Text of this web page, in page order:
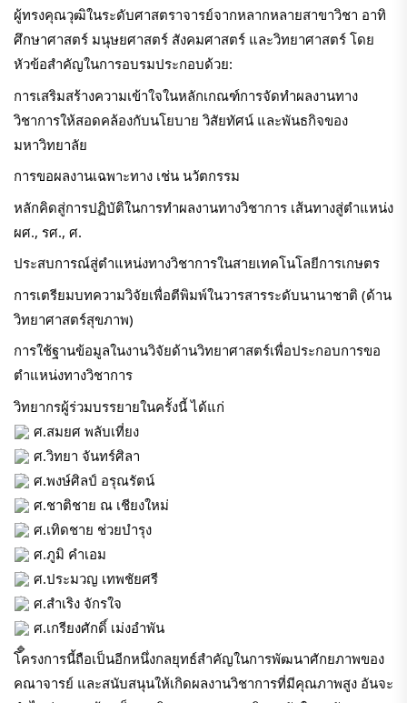
ผู้ทรงคุณวุฒิในระดับศาสตราจารย์จากหลากหลายสาขาวิชา อาทิ
ศึกษาศาสตร์ มนุษยศาสตร์ สังคมศาสตร์ และวิทยาศาสตร์ โดย
หัวข้อสำคัญในการอบรมประกอบด้วย:
การเสริมสร้างความเข้าใจในหลักเกณฑ์การจัดทำผลงานทาง
วิชาการให้สอดคล้องกับนโยบาย วิสัยทัศน์ และพันธกิจของ
มหาวิทยาลัย
การขอผลงานเฉพาะทาง เช่น นวัตกรรม
หลักคิดสู่การปฏิบัติในการทำผลงานทางวิชาการ เส้นทางสู่ตำแหน่ง
ผศ., รศ., ศ.
ประสบการณ์สู่ตำแหน่งทางวิชาการในสายเทคโนโลยีการเกษตร
การเตรียมบทความวิจัยเพื่อตีพิมพ์ในวารสารระดับนานาชาติ (ด้าน
วิทยาศาสตร์สุขภาพ)
การใช้ฐานข้อมูลในงานวิจัยด้านวิทยาศาสตร์เพื่อประกอบการขอ
ตำแหน่งทางวิชาการ
วิทยากรผู้ร่วมบรรยายในครั้งนี้ ได้แก่
ศ.สมยศ พลับเที่ยง
ศ.วิทยา จันทร์ศิลา
ศ.พงษ์ศิลป์ อรุณรัตน์
ศ.ชาติชาย ณ เชียงใหม่
ศ.เทิดชาย ช่วยบำรุง
ศ.ภูมิ คำเอม
ศ.ประมวญ เทพชัยศรี
ศ.สำเริง จักรใจ
ศ.เกรียงศักดิ์ เม่งอำพัน
โครงการนี้ถือเป็นอีกหนึ่งกลยุทธ์สำคัญในการพัฒนาศักยภาพของ
คณาจารย์ และสนับสนุนให้เกิดผลงานวิชาการที่มีคุณภาพสูง อันจะ